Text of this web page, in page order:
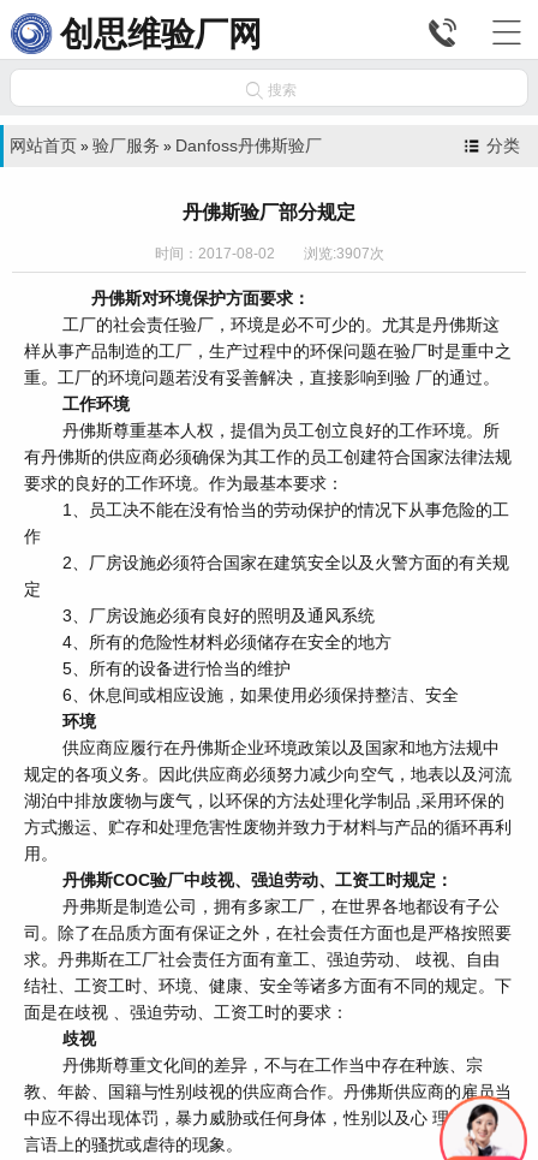
创思维验厂网 

 搜索
分类
网站首页 » 验厂服务 » Danfoss丹佛斯验厂
丹佛斯验厂部分规定
时间：2017-08-02 浏览:3907次
丹佛斯对环境保护方面要求：
工厂的社会责任验厂，环境是必不可少的。尤其是丹佛斯这
样从事产品制造的工厂，生产过程中的环保问题在验厂时是重中之
重。工厂的环境问题若没有妥善解决，直接影响到验 厂的通过。
工作环境
丹佛斯尊重基本人权，提倡为员工创立良好的工作环境。所
有丹佛斯的供应商必须确保为其工作的员工创建符合国家法律法规
要求的良好的工作环境。作为最基本要求：
1、员工决不能在没有恰当的劳动保护的情况下从事危险的工
作
2、厂房设施必须符合国家在建筑安全以及火警方面的有关规
定
3、厂房设施必须有良好的照明及通风系统
4、所有的危险性材料必须储存在安全的地方
5、所有的设备进行恰当的维护
6、休息间或相应设施，如果使用必须保持整洁、安全
环境
供应商应履行在丹佛斯企业环境政策以及国家和地方法规中
规定的各项义务。因此供应商必须努力减少向空气，地表以及河流
湖泊中排放废物与废气，以环保的方法处理化学制品 ,采用环保的
方式搬运、贮存和处理危害性废物并致力于材料与产品的循环再利
用。
丹佛斯COC验厂中歧视、强迫劳动、工资工时规定：
丹弗斯是制造公司，拥有多家工厂，在世界各地都设有子公
司。除了在品质方面有保证之外，在社会责任方面也是严格按照要
求。丹弗斯在工厂社会责任方面有童工、强迫劳动、 歧视、自由
结社、工资工时、环境、健康、安全等诸多方面有不同的规定。下
面是在歧视 、强迫劳动、工资工时的要求：
歧视
丹佛斯尊重文化间的差异，不与在工作当中存在种族、宗
教、年龄、国籍与性别歧视的供应商合作。丹佛斯供应商的雇员当
中应不得出现体罚，暴力威胁或任何身体，性别以及心 理方面或
言语上的骚扰或虐待的现象。